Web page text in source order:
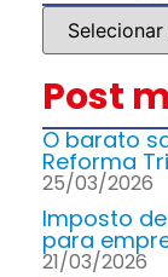
Post
O barato
Reforma
25/03/2026
Imposto
para
21/03/2026